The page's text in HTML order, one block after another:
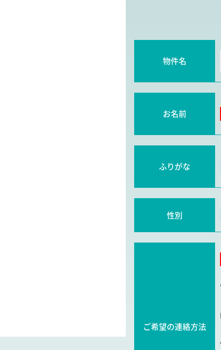
物件名
お名前
ふりがな
性別
ご希望の連絡方法